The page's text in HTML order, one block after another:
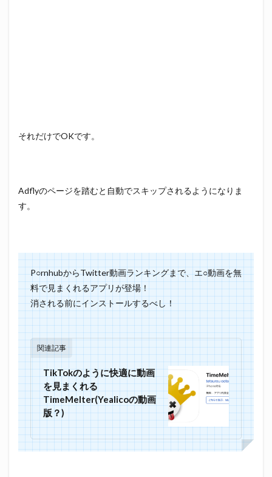
それだけでOKです。
Adflyのページを踏むと自動でスキップされるようになりま
す。
P○rnhubからTwitter動画ランキングまで、エ○動画を無
料で見まくれるアプリが登場！
消される前にインストールするべし！
関連記事
TikTokのように快適に動画
を見まくれる
TimeMelter(Yealicoの動画
版？)